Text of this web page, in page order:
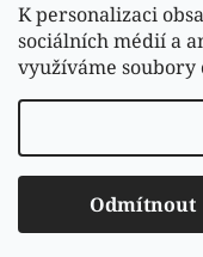
K personalizaci
sociálních médií a
využíváme soubory
Odmítnout
Obchodní
Podmínky ochrany
Moje objednávka
Copyright 2026